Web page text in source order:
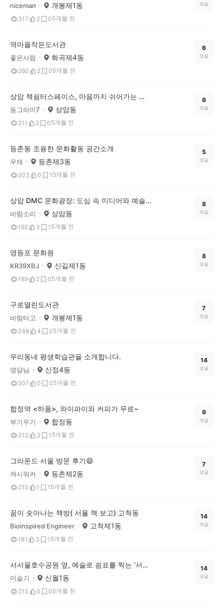
niceman 개봉제1동
317 2 05개월 전
댓글
역마을작은도서관
좋은사람 화곡제4동
260 2 05개월 전
6
댓글
상암 책쉼터스페이스, 마음까지 쉬어가는 힐링 독서 공간
동그라미7 상암동
211 2 05개월 전
6
댓글
등촌동 조용한 문화활동 공간소개
우재 등촌제3동
203 0 1 5개월 전
5
댓글
상암 DMC 문화광장: 도심 속 미디어와 예술의 쉼터
바람소리 상암동
192 3 1 5개월 전
8
댓글
영등포 문화원
KR39XBJ 신길제1동
189 2 05개월 전
8
댓글
구로열린도서관
바람타고 개봉제1동
248 4 05개월 전
7
댓글
우리동네 평생학습관을 소개합니다.
영담님 신정4동
207 0 05개월 전
14
댓글
합정역 <하품>, 와이파이와 커피가 무료~
부기우기 합정동
312 3 1 5개월 전
9
댓글
그라운드 서울 방문 후기😄
캐시워커 등촌제2동
210 1 1 5개월 전
7
댓글
꿈이 솟아나는 책방( 서울 책 보고) 고척동
Bioinspired Engineer 고척제1동
181 3 1 5개월 전
14
댓글
서서울호수공원 옆, 예술로 쉼표를 찍는 '서울문화예술교육센터 양천'에 다녀왔어요!
이슬기 신월1동
213 0 05개월 전
14
댓글